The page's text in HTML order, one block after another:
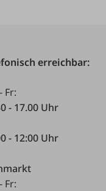
erreichbar:
Fr:
- 17.00 Uhr
- 12:00 Uhr
Fr: